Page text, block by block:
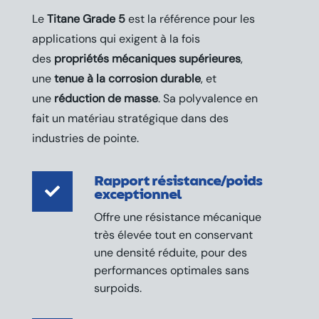
LeTitane Grade 5est la référence pour les
applications qui exigent à la fois
des propriétés mécaniques supérieures,
unetenue à la corrosion durable, et
une réduction de masse. Sa polyvalence en
fait un matériau stratégique dans des
industries de pointe.

Rapport résistance/poids
exceptionnel
Offre une résistance mécanique
très élevée tout en conservant
une densité réduite, pour des
performances optimales sans
surpoids.